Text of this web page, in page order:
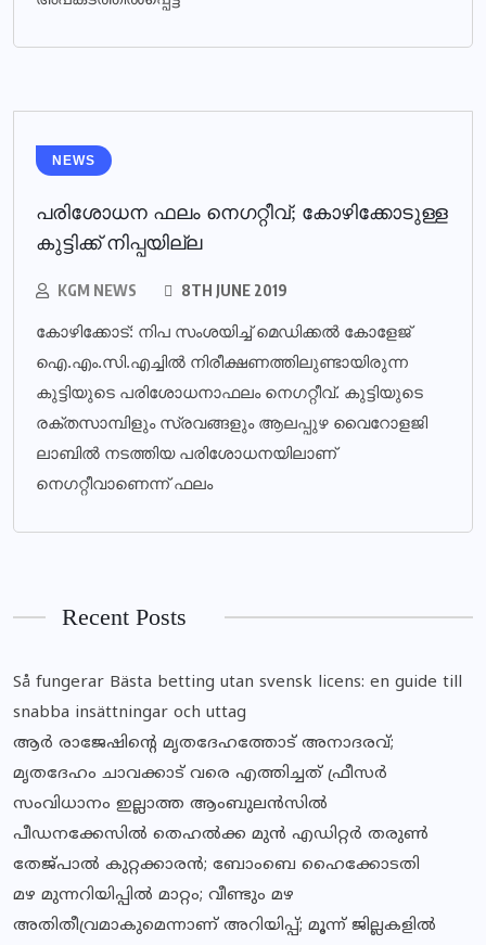
NEWS
പരിശോധന ഫലം നെഗറ്റീവ്; കോഴിക്കോടുള്ള
കുട്ടിക്ക് നിപ്പയില്ല
KGM NEWS 8TH JUNE 2019
കോഴിക്കോട്: നിപ സംശയിച്ച് മെഡിക്കല്‍ കോളേജ്
ഐ.എം.സി.എച്ചില്‍ നിരീക്ഷണത്തിലുണ്ടായിരുന്ന
കുട്ടിയുടെ പരിശോധനാഫലം നെഗറ്റീവ്. കുട്ടിയുടെ
രക്തസാമ്പിളും സ്രവങ്ങളും ആലപ്പുഴ വൈറോളജി
ലാബില്‍ നടത്തിയ പരിശോധനയിലാണ്
നെഗറ്റീവാണെന്ന് ഫലം
Recent Posts
Så fungerar Bästa betting utan svensk licens: en guide till
snabba insättningar och uttag
ആര്‍ രാജേഷിന്റെ മൃതദേഹത്തോട് അനാദരവ്;
മൃതദേഹം ചാവക്കാട് വരെ എത്തിച്ചത് ഫ്രീസര്‍
സംവിധാനം ഇല്ലാത്ത ആംബുലന്‍സില്‍
പീഡനക്കേസില്‍ തെഹല്‍ക്ക മുന്‍ എഡിറ്റര്‍ തരുണ്‍
തേജ്പാല്‍ കുറ്റക്കാരന്‍; ബോംബെ ഹൈക്കോടതി
മഴ മുന്നറിയിപ്പില്‍ മാറ്റം; വീണ്ടും മഴ
അതിതീവ്രമാകുമെന്നാണ് അറിയിപ്പ്; മൂന്ന് ജില്ലകളില്‍